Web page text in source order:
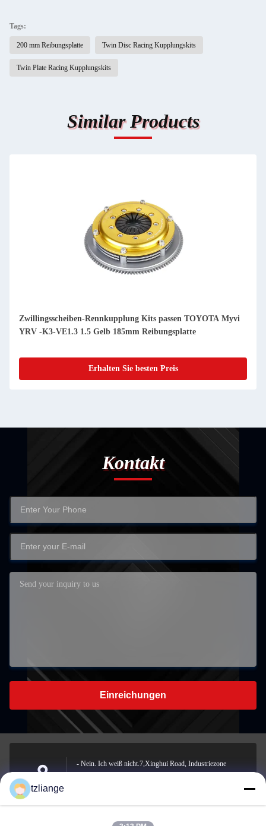
Tags:
200 mm Reibungsplatte Twin Disc Racing Kupplungskits
Twin Plate Racing Kupplungskits
Similar Products
Zwillingsscheiben-Rennkupplung Kits passen TOYOTA Myvi
YRV -K3-VE1.3 1.5 Gelb 185mm Reibungsplatte
Erhalten Sie besten Preis
Kontakt
Einreichungen
Address
- Nein. Ich weiß nicht.7,Xinghui Road, Industriezone
tzliange